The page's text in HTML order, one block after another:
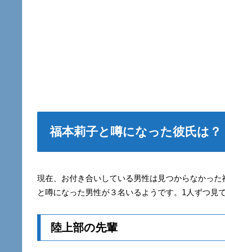
福本莉子と噂になった彼氏は？
現在、お付き合いしている男性は見つからなかっ
と噂になった男性が３名いるようです。1人ずつ見
陸上部の先輩